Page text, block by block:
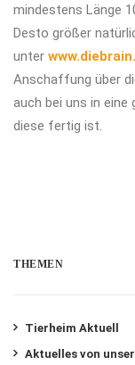
mindestens Länge
Desto größer
unter
Anschaffung über
auch bei uns in eine
diese fertig ist.
THEMEN
Tierheim Aktuell
Aktuelles von